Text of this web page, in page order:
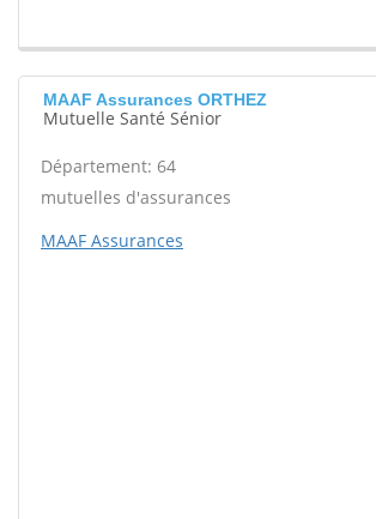
MAAF Assurances ORTHEZ
Mutuelle Santé Sénior
Département: 64
mutuelles d'assurances
MAAF Assurances